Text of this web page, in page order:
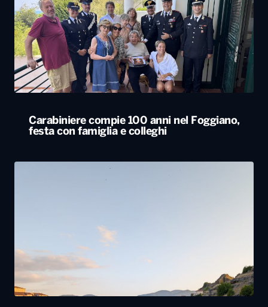
Carabiniere compie 100 anni nel Foggiano,
festa con famiglia e colleghi
Tornano in Basilicata e ricostruiscono il loro
futuro tra natura e radici: la storia dei lucani
Giovanni ed Erica